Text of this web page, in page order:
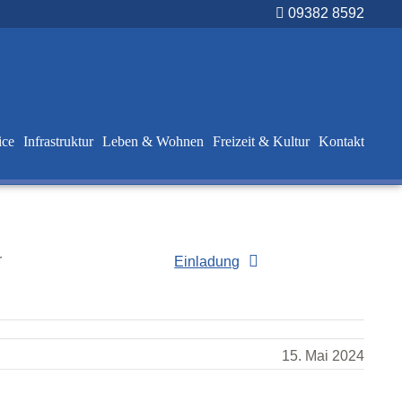
09382 8592
Infrastruktur Leben & Wohnen Freizeit & Kultur Kontakt
Einladung
15. Mai 2024